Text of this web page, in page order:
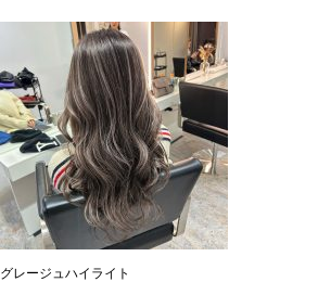
グレージュハイライト